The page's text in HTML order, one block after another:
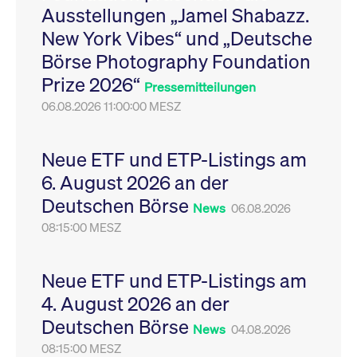
Ausstellungen „Jamel Shabazz.
New York Vibes“ und „Deutsche
Börse Photography Foundation
Prize 2026“ Pressemitteilungen
06.08.2026 11:00:00 MESZ
Neue ETF und ETP-Listings am
6. August 2026 an der
Deutschen Börse News 06.08.2026
08:15:00 MESZ
Neue ETF und ETP-Listings am
4. August 2026 an der
Deutschen Börse News 04.08.2026
08:15:00 MESZ
Leistung der Website
zu messen. Es handelt
sich um ein Muster-
Cookie, bei dem auf
das Präfix _pk_ses
eine kurze Reihe von
VISITOR_PRIVACY_METADATA
YouTube
.youtube.com
6
Monate
Dieses Cookie dient
Speicherung der
Einwilligungs- und
des Nutzers für ihre
Interaktion mit der
Sitzungen geehrt